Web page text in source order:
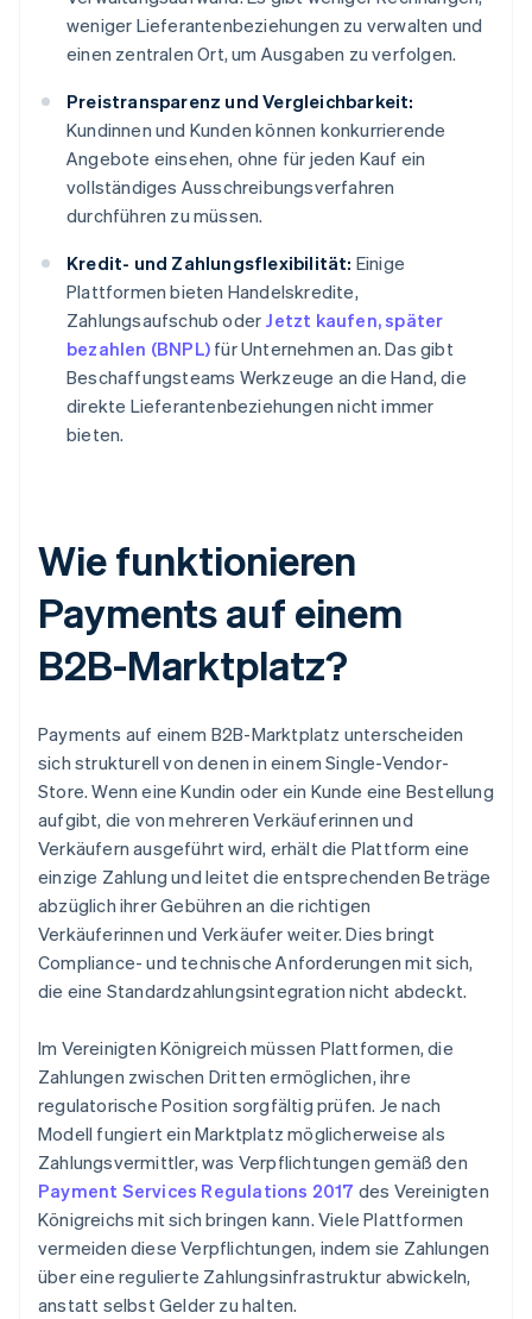
weniger Lieferantenbeziehungen zu verwalten und
einen zentralen Ort, um Ausgaben zu verfolgen.
Preistransparenz und Vergleichbarkeit:
Kundinnen und Kunden können konkurrierende
Angebote einsehen, ohne für jeden Kauf ein
vollständiges Ausschreibungsverfahren
durchführen zu müssen.
Kredit- und Zahlungsflexibilität: Einige
Plattformen bieten Handelskredite,
Zahlungsaufschub oder Jetzt kaufen, später
bezahlen (BNPL) für Unternehmen an. Das gibt
Beschaffungsteams Werkzeuge an die Hand, die
direkte Lieferantenbeziehungen nicht immer
bieten.
Wie funktionieren
Payments auf einem
B2B-Marktplatz?
Payments auf einem B2B-Marktplatz unterscheiden
sich strukturell von denen in einem Single-Vendor-
Store. Wenn eine Kundin oder ein Kunde eine Bestellung
aufgibt, die von mehreren Verkäuferinnen und
Verkäufern ausgeführt wird, erhält die Plattform eine
einzige Zahlung und leitet die entsprechenden Beträge
abzüglich ihrer Gebühren an die richtigen
Verkäuferinnen und Verkäufer weiter. Dies bringt
Compliance- und technische Anforderungen mit sich,
die eine Standardzahlungsintegration nicht abdeckt.
Im Vereinigten Königreich müssen Plattformen, die
Zahlungen zwischen Dritten ermöglichen, ihre
regulatorische Position sorgfältig prüfen. Je nach
Modell fungiert ein Marktplatz möglicherweise als
Zahlungsvermittler, was Verpflichtungen gemäß den
Payment Services Regulations 2017 des Vereinigten
Königreichs mit sich bringen kann. Viele Plattformen
vermeiden diese Verpflichtungen, indem sie Zahlungen
über eine regulierte Zahlungsinfrastruktur abwickeln,
anstatt selbst Gelder zu halten.